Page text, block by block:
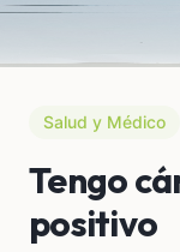
Salud y Médico
Tengo
positivo